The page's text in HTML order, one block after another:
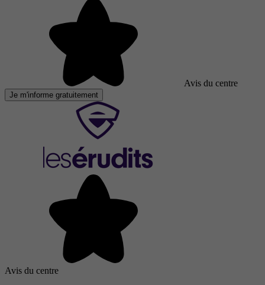
Avis du centre
Je m'informe gratuitement
Avis du centre